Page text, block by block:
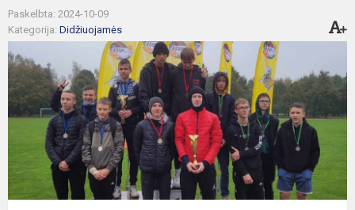
Paskelbta: 2024-10-09
Kategorija: Didžiuojamės